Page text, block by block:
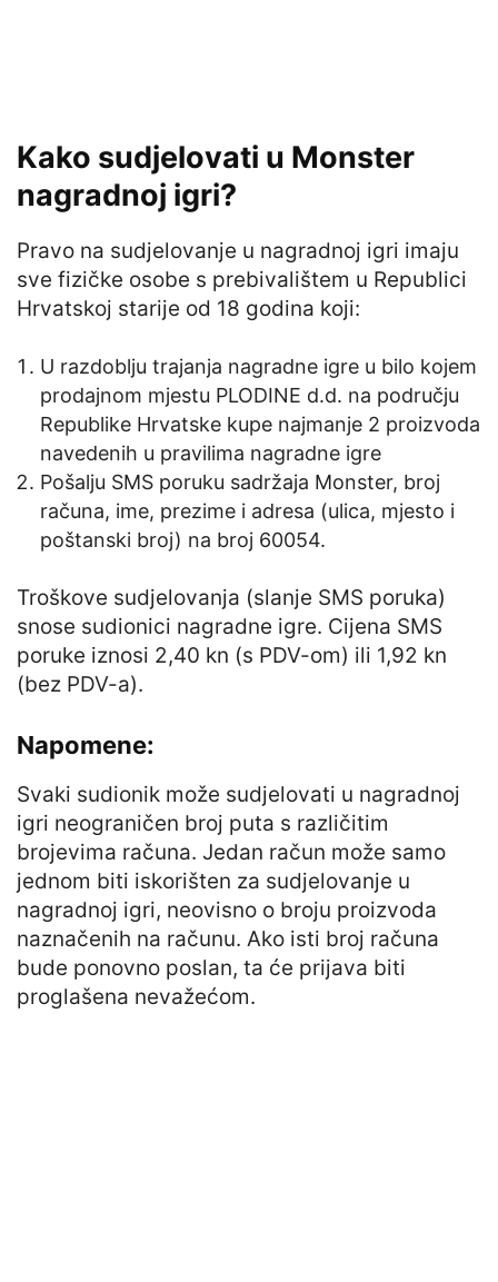
Kako sudjelovati u Monster
nagradnoj igri?
Pravo na sudjelovanje u nagradnoj igri imaju
sve fizičke osobe s prebivalištem u Republici
Hrvatskoj starije od 18 godina koji:
U razdoblju trajanja nagradne igre u bilo kojem
prodajnom mjestu PLODINE d.d. na području
Republike Hrvatske kupe najmanje 2 proizvoda
navedenih u pravilima nagradne igre
Pošalju SMS poruku sadržaja Monster, broj
računa, ime, prezime i adresa (ulica, mjesto i
poštanski broj) na broj 60054.
Troškove sudjelovanja (slanje SMS poruka)
snose sudionici nagradne igre. Cijena SMS
poruke iznosi 2,40 kn (s PDV-om) ili 1,92 kn
(bez PDV-a).
Napomene:
Svaki sudionik može sudjelovati u nagradnoj
igri neograničen broj puta s različitim
brojevima računa. Jedan račun može samo
jednom biti iskorišten za sudjelovanje u
nagradnoj igri, neovisno o broju proizvoda
naznačenih na računu. Ako isti broj računa
bude ponovno poslan, ta će prijava biti
proglašena nevažećom.